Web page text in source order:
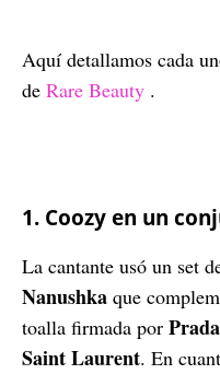
Aquí detallamos cada
de Rare Beauty .
1. Coozy en un
La cantante usó un set
Nanushka que
toalla firmada por Prada
Saint Laurent. En